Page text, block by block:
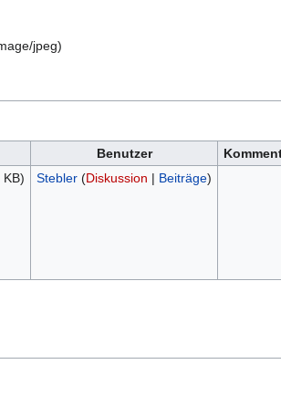
jpeg)
Benutzer
KB) Stebler (Diskussion | Beiträge)